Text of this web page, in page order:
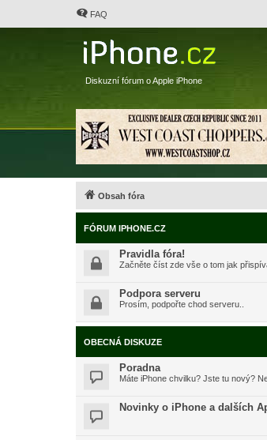
FAQ
Diskuzní fórum o Apple iPhone
Obsah fóra
FÓRUM IPHONE.CZ
Pravidla fóra!
Začněte číst zde vše o tom jak
Podpora serveru
Prosím, podpořte chod serveru..
OBECNÁ DISKUZE
Poradna
Máte iPhone chvilku? Jste tu nový?
Novinky o iPhone a dalších